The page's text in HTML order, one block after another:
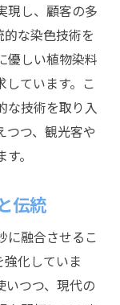
現し、顧客の多
な染色技術を
優しい植物染料
しています。こ
な技術を取り入
つつ、観光客や
。
伝統
に融合させるこ
強化していま
いつつ、現代の